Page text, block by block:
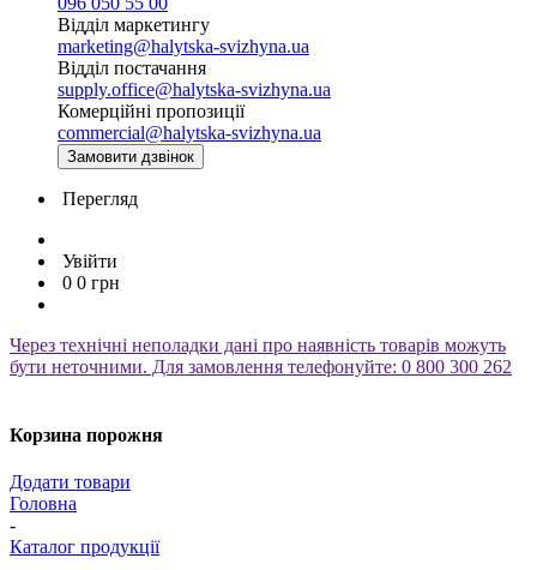
Відділ маркетингу
marketing@halytska-svizhyna.ua
Відділ постачання
supply.office@halytska-svizhyna.ua
Комерційні пропозиції
commercial@halytska-svizhyna.ua
Замовити дзвінок
Перегляд
Увійти
0 0 грн
Через технічні неполадки дані про наявність товарів можуть
бути неточними. Для замовлення телефонуйте: 0 800 300 262
Корзина порожня
Додати товари
Головна
-
Каталог продукції